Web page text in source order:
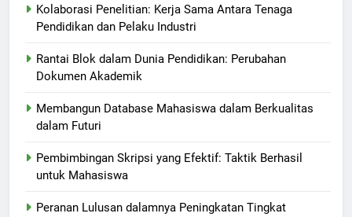
Kolaborasi Penelitian: Kerja Sama Antara Tenaga
Pendidikan dan Pelaku Industri
Rantai Blok dalam Dunia Pendidikan: Perubahan
Dokumen Akademik
Membangun Database Mahasiswa dalam Berkualitas
dalam Futuri
Pembimbingan Skripsi yang Efektif: Taktik Berhasil
untuk Mahasiswa
Peranan Lulusan dalamnya Peningkatan Tingkat